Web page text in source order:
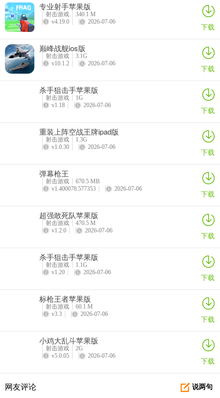
械采用无托设计，以成熟的AKS-74U突击步枪为参考，定位和VSS比
较类似，射速虽不及VSS，但也比其他大多数突击步枪更快，同时也
暗区突围保险箱位置在哪里？
《暗区突围》电视台二楼保险箱位置一览
中一个是机密保险箱。开启机密保险箱需要1分钟的时间，而且在开启
期间保险箱会发出警报，如果附近有其他敌人的话可能会被吸引过
落可以找到保险箱；
专业射手苹果版
射击游戏
340.1 M
v4.19.0
2026-07-06 下载
巅峰战舰ios版
射击游戏
3.1G
v10.1.2
2026-07-06 下载
杀手狙击手苹果版
射击游戏
1G
v1.18
2026-07-06 下载
重装上阵空战王牌ipad版
射击游戏
1.3G
v1.0.30
2026-07-06 下载
弹幕枪王
射击游戏
670.5 MB
v1.400078.577353
2026-07-06 下载
超强敢死队苹果版
射击游戏
470.5 M
v1.2.0
2026-07-06 下载
杀手狙击手苹果版
射击游戏
1.1G
v1.20
2026-07-06 下载
标枪王者苹果版
射击游戏
60.1 M
v3.3
2026-07-06 下载
小鸡大乱斗苹果版
射击游戏
2G
v5.0.05
2026-07-06 下载
说两句
网友评论